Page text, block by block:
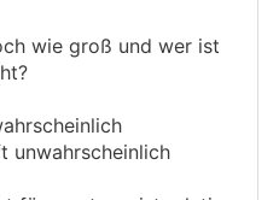
versuche seit über 1
in top Lage mit
wer für so 750k
bauen will
wie groß und wer ist
unwahrscheinlich